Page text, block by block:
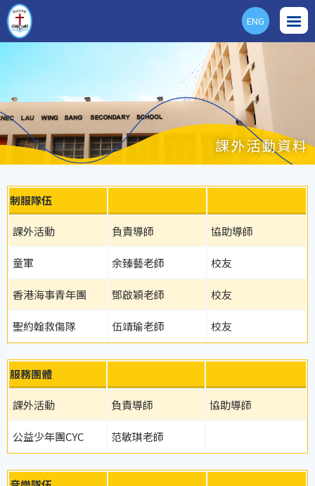
ENG
課外活動資料
制服隊伍
課外活動 負責導師 協助導師
童軍 余臻藝老師 校友
香港海事青年團 鄧啟穎老師 校友
聖約翰救傷隊 伍靖瑜老師 校友
服務團體
課外活動 負責導師 協助導師
公益少年團CYC 范敏琪老師